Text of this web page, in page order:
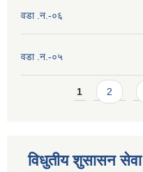
वडा .न.-०६
वडा .न.-०५
Pages1 2
विधुतीय शुसासन सेवा